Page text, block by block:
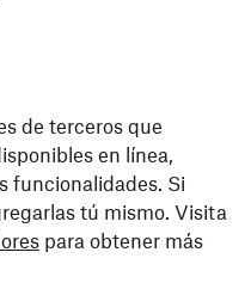
de terceros que
en línea,
funcionalidades. Si
tú mismo. Visita
para obtener más